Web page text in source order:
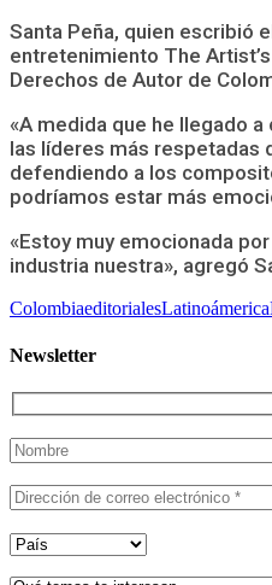
Santa Peña, quien escribió
entretenimiento The
Derechos de Autor de
«A medida que he llegado
las líderes más respetadas
defendiendo a los
podríamos estar más
«Estoy muy emocionada
industria nuestra», agregó
ColombiaeditorialesLatinoámerica
Newsletter